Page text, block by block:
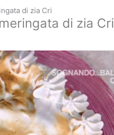
di zia Cri
di zia Cri